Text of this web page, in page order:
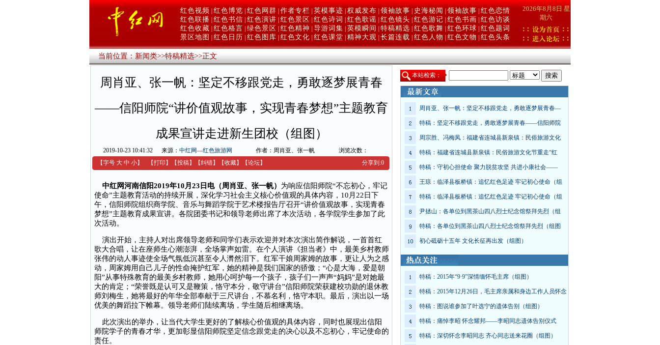
红色视频 红色博览 红色网群 作者专栏 英模事迹 权威发布 领袖故事 史海秘闻 领袖故事 红色恋情
红色联播 红色书信 红色演讲 红色景区 红色诗词 红色歌谣 红色镜头 红色游记 红色书画
红色访谈
红色收藏 红色格言 绿色景区 红色精神 导游词集 英模瞬间 特稿精选 红色歌舞 红色环球 红色题词
景区地图
红色日历 红色图库 红色文化 红色课堂 精神大观 长篇连载 红色人物 红色文物 红色头条
2026年8月8日 星
期六
当前位置：新闻类>>特稿精选>>正文
周肖亚、张一帆：坚定不移跟党走，勇敢逐梦展青春
——信阳师院“讲价值观故事，实现青春梦想”主题教育
成果宣讲走进新生团校（组图）
2019-10-23 10:41:32 来源： 中红网—红色旅游网 作者：周肖亚、张一帆
浏览次数：
【字号 大 中 小】 【打印 】 【投稿】 【纠错】 【收藏】 【论坛】 分享到:0
中红网河南信阳2019年10月23日电（周肖亚、张一帆） 为响应信阳师院“不忘初心，牢记
使命”主题教育活动的持续开展，深化学习社会主义核心价值观的具体内容，10月22日下
午，信阳师院组织商学院、音乐与舞蹈学院于艺术楼报告厅召开“讲价值观故事，实现青春
梦想”主题教育成果宣讲。各院团委书记和领导老师出席了本次活动，各学院学生参加了此
次活动。
演出开始，主持人对出席领导老师和同学们表示欢迎并对本次演出简作解说，一首首红
歌大合唱，让在座师生心潮澎湃，全场掌声如雷。在个人演讲《担当者》中，最美乡村教师
张伟的动人事迹使全场气氛低沉甚至令人潸然泪下。红军干娘周家姆的故事，更让人为之感
动，周家姆用自己儿子的性命掩护红军，她的精神是我们国家的骄傲；“心是大海，爱是朝
阳”从事特殊教育的最美乡村教师，她用心呵护每一个孩子，孩子们一声声“妈妈”是对她最
大的肯定；“荣誉既是认可又是鞭策，恪守本分，敬守讲台”信阳师院荣获建校功勋的退休教
师刘梅生，她将最好的年华全部奉献于三尺讲台，不慕名利，恪守本职。最后，演出以一场
优美的舞蹈拉下帷幕。领导老师们陆续离场，学生随后相继离场。
此次演出的举办，让当代大学生更好的了解核心价值观的具体内容，同时也展现出信阳
师院学子的青春才华，更加彰显信阳师院坚定信念跟党走的决心以及不忘初心，牢记使命的
责任。
本站检索：
周肖亚、张一帆：坚定不移跟党走，勇敢逐梦展青春—
特稿：坚定不移跟党走，勇敢逐梦展青春——信阳师院
周宗胜、冯梅凤：福建省连城县新泉镇：民俗旅游文化
特稿：福建省连城县新泉镇：民俗旅游文化节重走“红
特稿：守初心担使命 聚力脱贫攻坚 共进小康社会——
王琼：临泽县板桥镇：追忆红色足迹 牢记初心使命（组
特稿：临泽县板桥镇：追忆红色足迹 牢记初心使命（组
尹拯山：各单位到黑茶山四八烈士纪念馆祭拜先烈（组
特稿：各单位到黑茶山四八烈士纪念馆祭拜先烈（组图
初心砥砺十五年 文化长征再出发（组图）
特稿：2015年“9·9”深情缅怀毛主席（组图）
特稿：2015年12月26日，毛主席亲属和身边工作人员怀念
特稿：图说谁参加了叶选宁的遗体告别（组图）
特稿：痛悼李昭 怀念耀邦——李昭同志遗体告别仪式
特稿：深切怀念李昭同志 齐心同志送来花圈（组图）